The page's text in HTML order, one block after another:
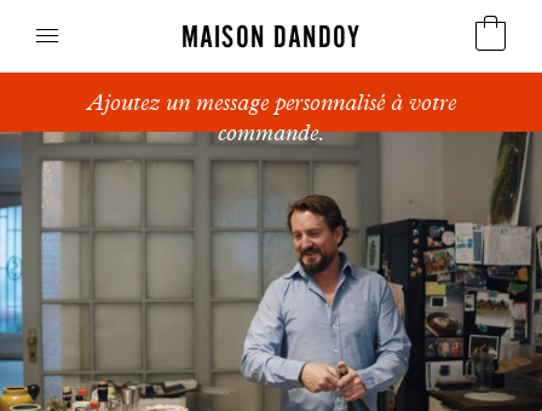
MAISON DANDOY
Speculoos
Pains sucrés
Gâteaux
Friandises
Ajoutez un message personnalisé à votre
commande.